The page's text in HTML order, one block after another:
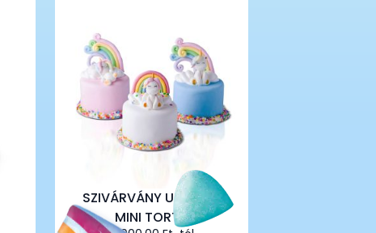
SZIVÁRVÁNY UNIKORN
MINI TORTA